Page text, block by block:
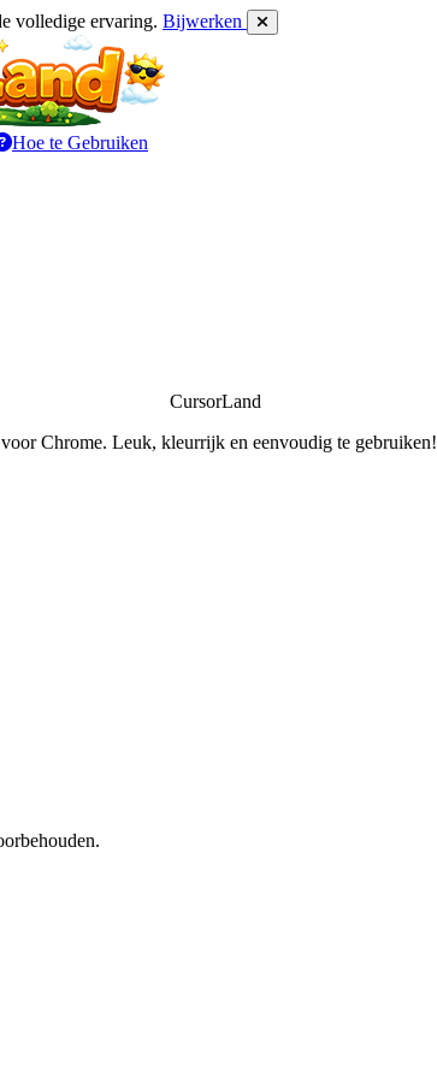
volledige ervaring. Bijwerken
Hoe te Gebruiken
CursorLand
Chrome. Leuk, kleurrijk en eenvoudig te gebruiken!